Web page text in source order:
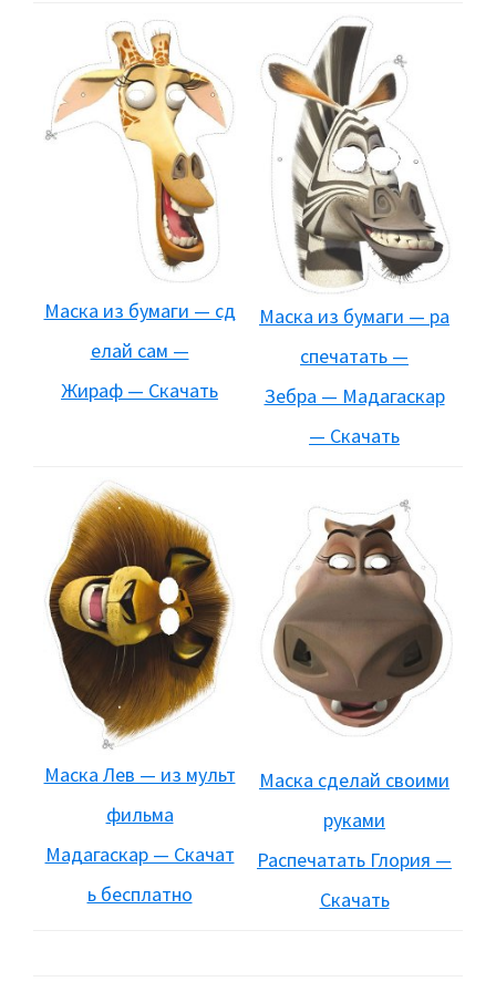
Маска из бумаги — сд
елай сам —
Жираф — Скачать
Маска из бумаги — ра
спечатать —
Зебра — Мадагаскар
— Скачать
Маска Лев — из мульт
фильма
Мадагаскар — Скачат
ь бесплатно
Маска сделай своими
руками
Распечатать Глория —
Скачать